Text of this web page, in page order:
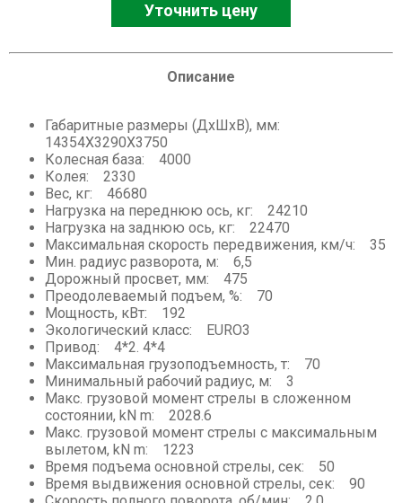
Ножничные подъемники
Асфальтовые, бетонные заводы
Мини-погрузчики
Уточнить цену
Описание
Габаритные размеры (ДхШхВ), мм:
14354X3290X3750
Колесная база: 4000
Колея: 2330
Вес, кг: 46680
Нагрузка на переднюю ось, кг: 24210
Нагрузка на заднюю ось, кг: 22470
Максимальная скорость передвижения, км/ч: 35
Мин. радиус разворота, м: 6,5
Дорожный просвет, мм: 475
Преодолеваемый подъем, %: 70
Мощность, кВт: 192
Экологический класс: EURO3
Привод: 4*2. 4*4
Максимальная грузоподъемность, т: 70
Минимальный рабочий радиус, м: 3
Макс. грузовой момент стрелы в сложенном
состоянии, kN m: 2028.6
Макс. грузовой момент стрелы с максимальным
вылетом, kN m: 1223
Время подъема основной стрелы, сек: 50
Время выдвижения основной стрелы, сек: 90